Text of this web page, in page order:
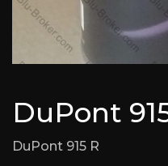
DuPont
DuPont 915 R